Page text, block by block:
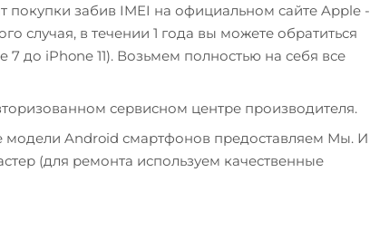
забив IMEI на официальном сайте Apple -
случая, в течении 1 года вы можете обратиться
7 до iPhone 11). Возьмем полностью на себя все
сервисном центре производителя.
модели Android смартфонов предоставляем Мы. И
(для ремонта используем качественные